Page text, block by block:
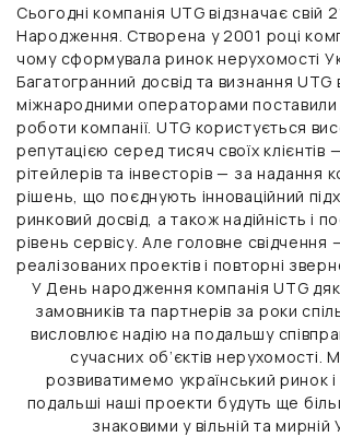
Сьогодні компанія UTG відзначає свій
Народження. Створена у 2001 році
чому сформувала ринок нерухомості
Багатогранний досвід та визнання UTG
міжнародними операторами поставили
роботи компанії. UTG користується
репутацією серед тисяч своїх клієнтів
рітейлерів та інвесторів — за надання
рішень, що поєднують інноваційний
ринковий досвід, а також надійність і
рівень сервісу. Але головне свідчення
реалізованих проектів і повторні
У День народження компанія UTG
замовників та партнерів за роки
висловлює надію на подальшу
сучасних об’єктів нерухомості.
розвиватимемо український ринок
подальші наші проекти будуть ще
знаковими у вільній та мирній